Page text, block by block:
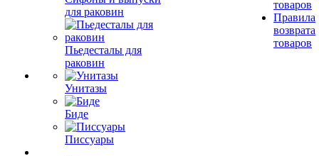
для раковин
Пьедесталы для
раковин
Унитазы
Биде
Писсуары
товаров
Правила
возврата
товаров